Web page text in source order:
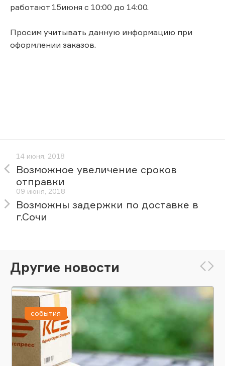
работают 15июня с 10:00 до 14:00.
Просим учитывать данную информацию при
оформлении заказов.
14 июня, 2018
Возможное увеличение сроков
отправки
09 июня, 2018
Возможны задержки по доставке в
г.Сочи
Другие новости
события